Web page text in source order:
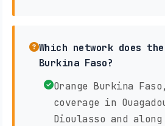
Which network does
Burkina Faso?
Orange Burkina
coverage in
Dioulasso and along